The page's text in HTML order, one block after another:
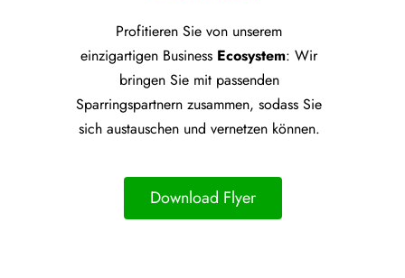
Profitieren Sie von unserem
einzigartigen Business Ecosystem: Wir
bringen Sie mit passenden
Sparringspartnern zusammen, sodass Sie
sich austauschen und vernetzen können.
Download Flyer